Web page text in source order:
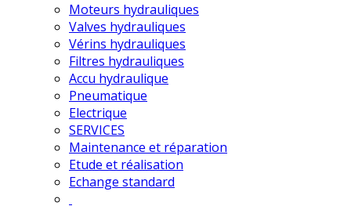
Moteurs hydrauliques
Valves hydrauliques
Vérins hydrauliques
Filtres hydrauliques
Accu hydraulique
Pneumatique
Electrique
SERVICES
Maintenance et réparation
Etude et réalisation
Echange standard